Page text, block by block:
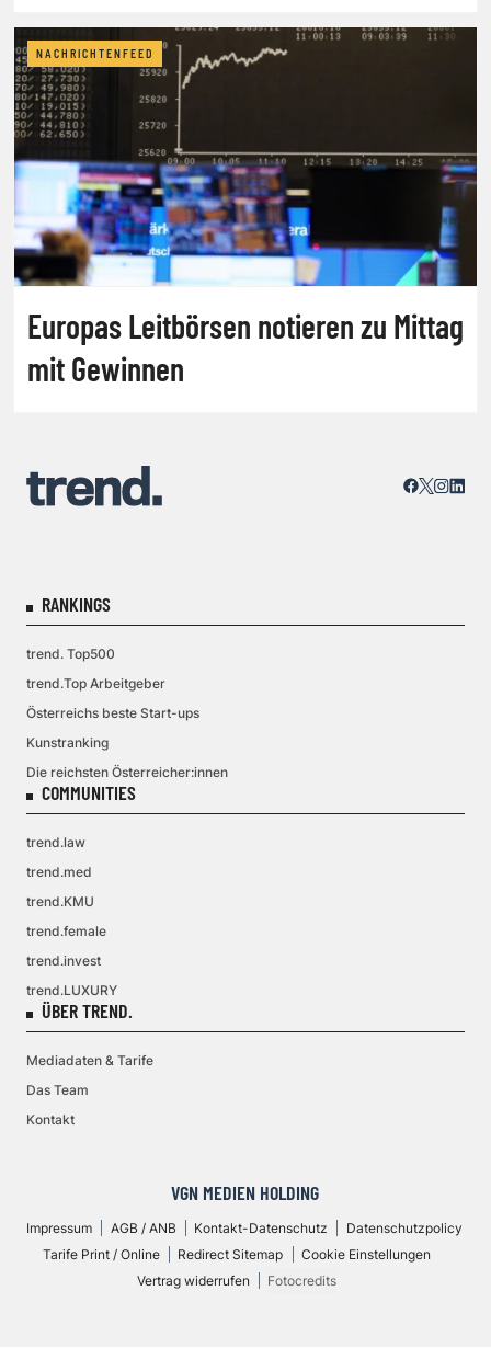
NACHRICHTENFEED
Europas Leitbörsen notieren zu Mittag
mit Gewinnen
RANKINGS
trend. Top500
trend.Top Arbeitgeber
Österreichs beste Start-ups
Kunstranking
Die reichsten Österreicher:innen
COMMUNITIES
trend.law
trend.med
trend.KMU
trend.female
trend.invest
trend.LUXURY
ÜBER TREND.
Mediadaten & Tarife
Das Team
Kontakt
VGN MEDIEN HOLDING
Impressum AGB / ANB Kontakt-Datenschutz
Datenschutzpolicy
Tarife Print / Online
Redirect Sitemap
Cookie Einstellungen
Vertrag widerrufen
Fotocredits